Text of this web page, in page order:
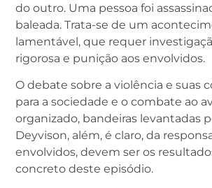
do outro. Uma pessoa foi
baleada. Trata-se de um
lamentável, que requer
rigorosa e punição aos envolvidos.
O debate sobre a violência e suas
para a sociedade e o combate ao
organizado, bandeiras levantadas
Deyvison, além, é claro, da
envolvidos, devem ser os
concreto deste episódio.